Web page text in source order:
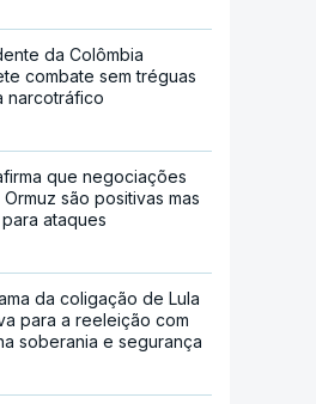
da Colômbia
combate sem tréguas
narcotráfico
que negociações
são positivas mas
ataques
da coligação de Lula
para a reeleição com
soberania e segurança